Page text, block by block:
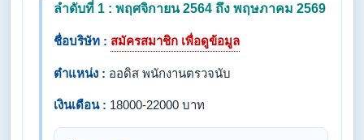
ลำดับที่ 1 : พฤศจิกายน 2564 ถึง พฤษภาคม 2569
ชื่อบริษัท : สมัครสมาชิก เพื่อดูข้อมูล
ตำแหน่ง : ออดิส พนักงานตรวจนับ
เงินเดือน : 18000-22000 บาท